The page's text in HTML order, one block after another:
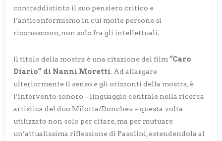
contraddistinto il suo pensiero critico e
l’anticonformismo in cui molte persone si
riconoscono, non solo fra gli intellettuali.
Il titolo della mostra è una citazione del film“Caro
Diario” di Nanni Moretti. Ad allargare
ulteriormente il senso e gli orizzonti della mostra, è
l’intervento sonoro – linguaggio centrale nella ricerca
artistica del duo Milotta/Donchev – questa volta
utilizzato non solo per citare, ma per mutuare
un’attualissima riflessione di Pasolini, estendendola al